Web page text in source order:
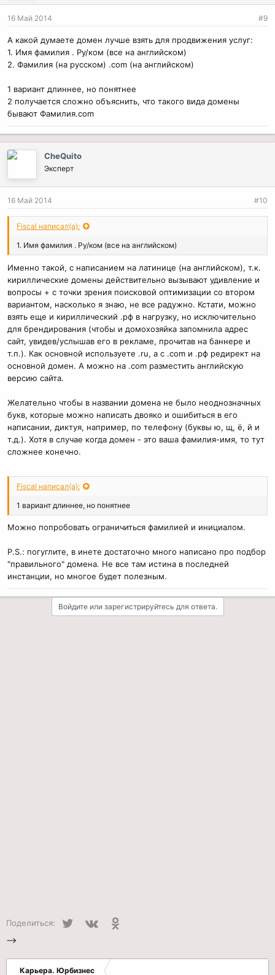
16 Май 2014 #9
А какой думаете домен лучше взять для продвижения услуг:
1. Имя фамилия . Ру/ком (все на английском)
2. Фамилия (на русском) .com (на английском)
1 вариант длиннее, но понятнее
2 получается сложно объяснить, что такого вида домены
бывают Фамилия.com
CheQuito
Эксперт
16 Май 2014 #10
Fiscal написал(а):
1. Имя фамилия . Ру/ком (все на английском)
Именно такой, с написанием на латинице (на английском), т.к.
кириллические домены действительно вызывают удивление и
вопросы + с точки зрения поисковой оптимизации со втором
вариантом, насколько я знаю, не все радужно. Кстати, можно
взять еще и кириллический .рф в нагрузку, но исключительно
для брендирования (чтобы и домохозяйка запомнила адрес
сайт, увидев/услышав его в рекламе, прочитав на баннере и
т.п.). Как основной используете .ru, а с .com и .рф редирект на
основной домен. А можно на .com разместить английскую
версию сайта.
Желательно чтобы в названии домена не было неоднозначных
букв, которые можно написать двояко и ошибиться в его
написании, диктуя, например, по телефону (буквы ю, щ, ё, й и
т.д.). Хотя в случае когда домен - это ваша фамилия-имя, то тут
сложнее конечно.
Fiscal написал(а):
1 вариант длиннее, но понятнее
Можно попробовать ограничиться фамилией и инициалом.
P.S.: погуглите, в инете достаточно много написано про подбор
"правильного" домена. Не все там истина в последней
инстанции, но многое будет полезным.
Войдите или зарегистрируйтесь для ответа.
Поделиться: Twitter
-->
Карьера. Юрбизнес